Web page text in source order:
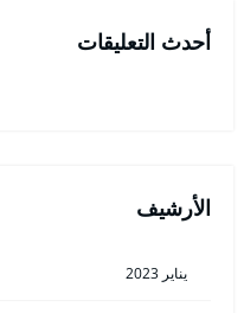
أحدث التعليقات
الأرشيف
يناير 2023